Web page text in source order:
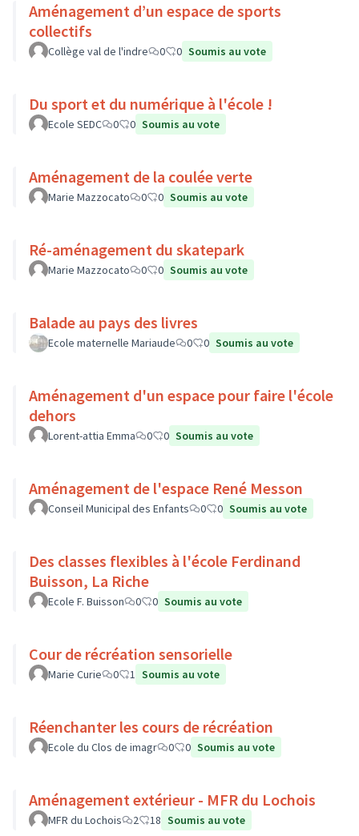
Aménagement d’un espace de sports
collectifs
Collège val de l'indre 0 0 Soumis au vote
Du sport et du numérique à l'école !
Ecole SEDC 0 0 Soumis au vote
Aménagement de la coulée verte
Marie Mazzocato 0 0 Soumis au vote
Ré-aménagement du skatepark
Marie Mazzocato 0 0 Soumis au vote
Balade au pays des livres
Ecole maternelle Mariaude 0 0 Soumis au vote
Aménagement d'un espace pour faire l'école
dehors
Lorent-attia Emma 0 0 Soumis au vote
Aménagement de l'espace René Messon
Conseil Municipal des Enfants 0 0 Soumis au vote
Des classes flexibles à l'école Ferdinand
Buisson, La Riche
Ecole F. Buisson 0 0 Soumis au vote
Cour de récréation sensorielle
Marie Curie 0 1 Soumis au vote
Réenchanter les cours de récréation
Ecole du Clos de imagr 0 0 Soumis au vote
Aménagement extérieur - MFR du Lochois
MFR du Lochois 2 18 Soumis au vote